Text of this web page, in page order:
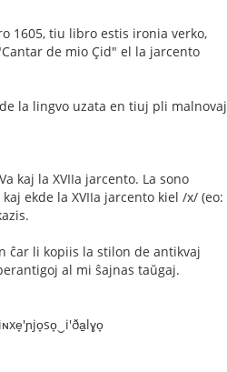
1605, tiu libro estis ironia verko,
de mio Çid" el la jarcento
la lingvo uzata en tiuj pli malnovaj
kaj la XVIIa jarcento. La sono
ekde la XVIIa jarcento kiel /x/ (eo:
ĉar li kopiis la stilon de antikvaj
al mi ŝajnas taŭgaj.